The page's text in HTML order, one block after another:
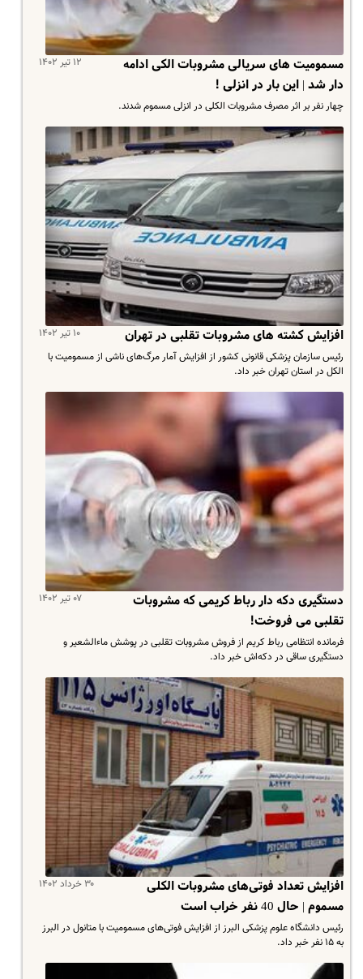
۱۲ تیر ۱۴۰۲
مسمومیت‌ های سریالی مشروبات الکی ادامه
دار شد | این بار در انزلی !
چهار نفر بر اثر مصرف مشروبات الکلی در انزلی مسموم شدند.
۱۰ تیر ۱۴۰۲ افزایش کشته های مشروبات تقلبی در تهران
رئیس سازمان پزشکی قانونی کشور از افزایش آمار مرگ‌های ناشی از مسمومیت با
الکل در استان تهران خبر داد.
۰۷ تیر ۱۴۰۲
دستگیری دکه دار رباط کریمی که مشروبات
تقلبی می فروخت!
فرمانده انتظامی رباط کریم از فروش مشروبات تقلبی در پوشش ماءالشعیر و
دستگیری ساقی در دکه‌اش خبر داد.
۳۰ خرداد ۱۴۰۲
افزایش تعداد فوتی‌های مشروبات الکلی
مسموم | حال 40 نفر خراب است
رئیس دانشگاه علوم پزشکی البرز از افزایش فوتی‌های مسمومیت با متانول در البرز
به ۱۵ نفر خبر داد.